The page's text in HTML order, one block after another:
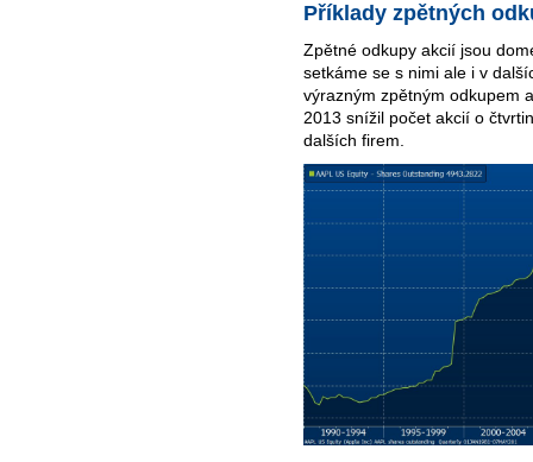
Příklady zpětných
Zpětné odkupy akcií jsou
setkáme se s nimi ale i v
výrazným zpětným odkupem
2013 snížil počet akcií o
dalších firem.